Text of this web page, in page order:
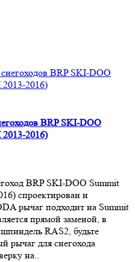
BRP SKI-DOO
2016)
BRP SKI-DOO Summit
спроектирован и
рычаг подходит на Summit
прямой заменой, в
RAS2, будьте
рычаг для снегохода
на..